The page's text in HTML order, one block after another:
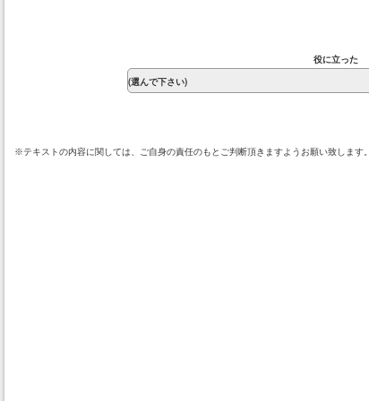
役に立った
※テキストの内容に関しては、ご自身の責任のもとご判断頂きますようお願い致します。